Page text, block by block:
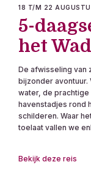
18 T/M 22
5-
het
De afwisseling van
bijzonder avontuur.
water, de
havenstadjes rond
schilderen. Waar
toelaat vallen we
Bekijk deze reis